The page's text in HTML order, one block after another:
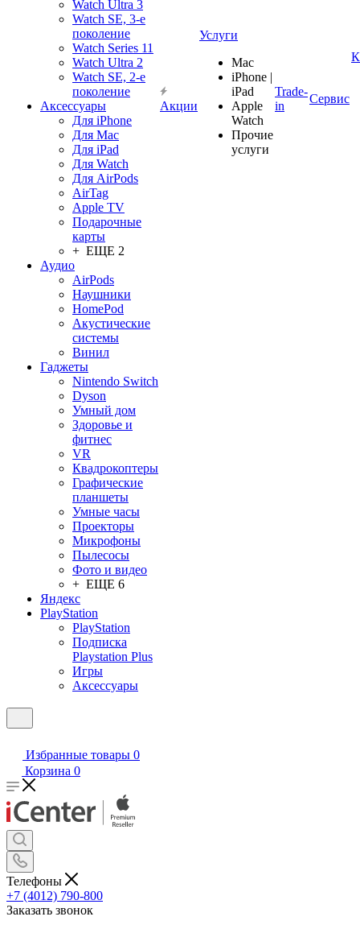
Watch Ultra 3
Watch SE, 3-е
поколение
Watch Series 11
Watch Ultra 2
Watch SE, 2-е
поколение
Аксессуары
Для iPhone
Для Mac
Для iPad
Для Watch
Для AirPods
AirTag
Apple TV
Подарочные
карты
+ ЕЩЕ 2
Аудио
AirPods
Наушники
HomePod
Акустические
системы
Винил
Гаджеты
Nintendo Switch
Dyson
Умный дом
Здоровье и
фитнес
VR
Квадрокоптеры
Графические
планшеты
Умные часы
Проекторы
Микрофоны
Пылесосы
Фото и видео
+ ЕЩЕ 6
Яндекс
PlayStation
PlayStation
Подписка
Playstation Plus
Игры
Аксессуары
Акции
Услуги
Mac
iPhone |
iPad
Apple
Watch
Прочие
услуги
Trade-
in
Сервис
Избранные товары 0
Корзина 0
Телефоны
+7 (4012) 790-800
Заказать звонок